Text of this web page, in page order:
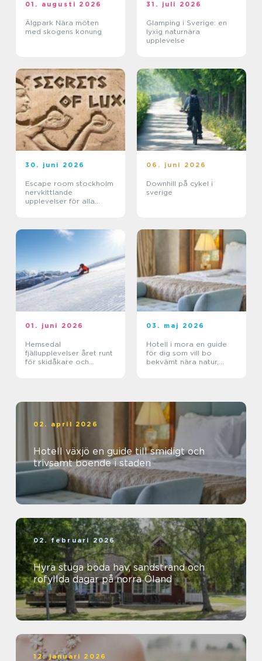
01. augusti 2026
Älgpark Nära möten
med skogens konung
31. juli 2026
Glamping i Sverige: en
lyxig naturnära
upplevelse
30. juni 2026
Escape room stockholm
nervkittlande
upplevelser för alla
06. juni 2026
Downhill på cykel i
sverige
01. juni 2026
Hemsedal
fjällupplevelser året runt
för skidåkare och
03. maj 2026
Hotell i mora en guide
för dig som vill bo
bekvämt nära natur,
02. april 2026
Hotell växjö en guide till smidigt och
trivsamt boende i staden
02. februari 2026
Hyra stuga böda hav, sandstrand och
rofyllda dagar på norra Öland
12. januari 2026